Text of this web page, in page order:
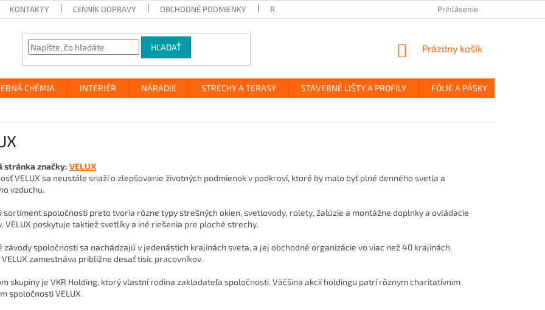
KONTAKTY CENNÍK DOPRAVY OBCHODNÉ PODMIENKY REKLAMÁCIA A VRÁTENIE TOVARU ZÁSADY OCHRANY OSOBNÝCH
Prihlásenie
HĽADAŤ
NÁKUPNÝ
Prázdny košík
CHÉMIA INTERIÉR NÁRADIE STRECHY A TERASY STAVEBNÉ LIŠTY A PROFILY FÓLIE A PÁSKY
stránka značky: VELUX
VELUX sa neustále snaží o zlepšovanie životných podmienok v podkroví, ktoré by malo byť plné denného svetla a
vzduchu.
sortiment spoločnosti preto tvoria rôzne typy strešných okien, svetlovody, rolety, žalúzie a montážne doplnky a ovládacie
VELUX poskytuje taktiež svetlíky a iné riešenia pre ploché strechy.
závody spoločnosti sa nachádzajú v jedenástich krajinách sveta, a jej obchodné organizácie vo viac než 40 krajinách.
VELUX zamestnáva približne desať tisíc pracovníkov.
skupiny je VKR Holding, ktorý vlastní rodina zakladateľa spoločnosti. Väčšina akcií holdingu patrí rôznym charitatívnim
spoločnosti VELUX.